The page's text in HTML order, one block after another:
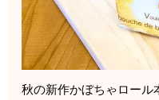
秋の新作かぼちゃロー